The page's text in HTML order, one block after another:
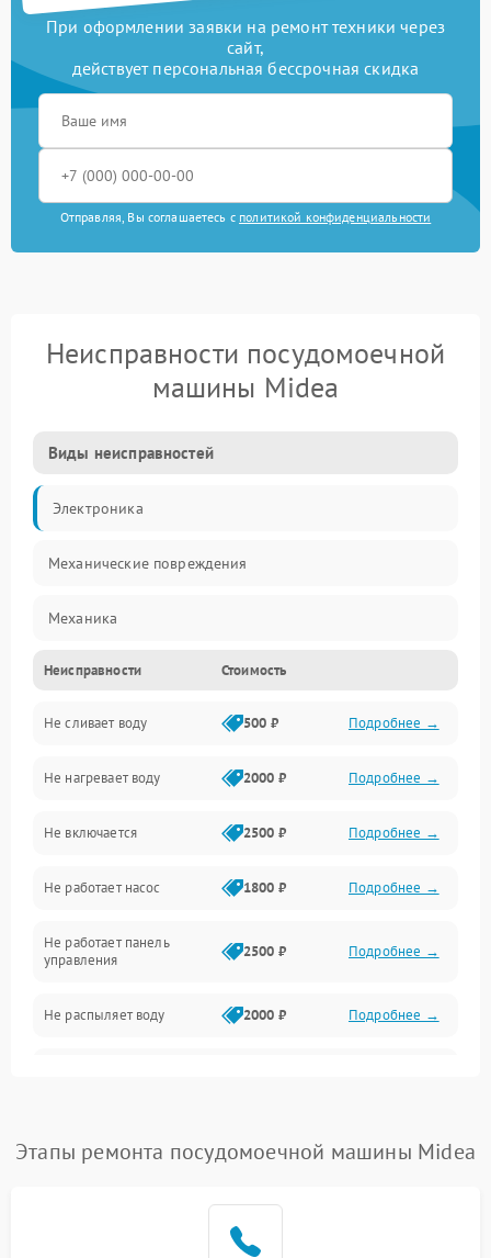
При оформлении заявки на ремонт техники через
сайт,
действует персональная бессрочная скидка
Отправляя, Вы соглашаетесь с политикой конфиденциальности
Неисправности посудомоечной
машины Midea
Виды неисправностей
Электроника
Механические повреждения
Механика
Управление
Электропитание
Датчики
Нагрев
Вода
Гигиена
Программное обеспечение
Неисправности Стоимость
Не сливает воду 500 ₽ Подробнее →
Не нагревает воду 2000 ₽ Подробнее →
Не включается 2500 ₽ Подробнее →
Не работает насос 1800 ₽ Подробнее →
Не работает панель
управления
2500 ₽ Подробнее →
Не распыляет воду 2000 ₽ Подробнее →
воды
1800 ₽ Подробнее →
Этапы ремонта посудомоечной машины Midea